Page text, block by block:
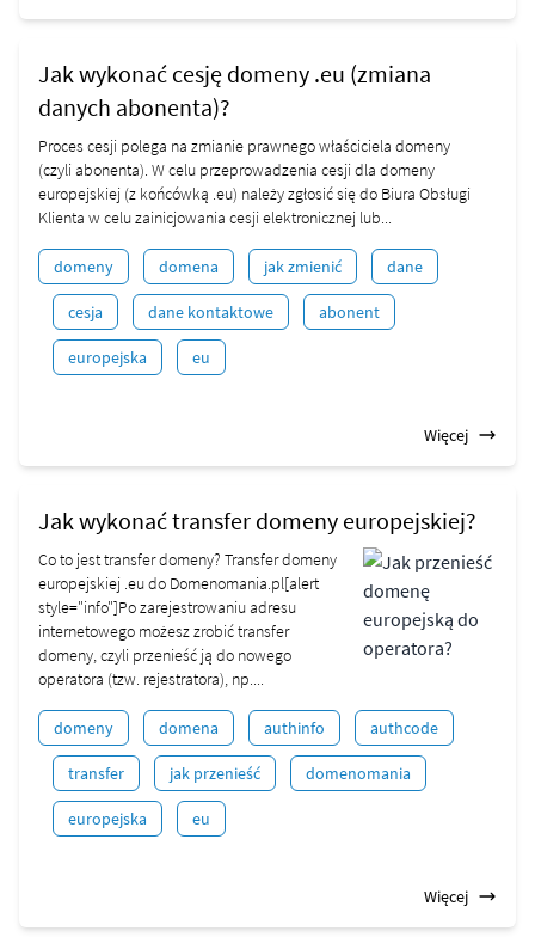
Jak wykonać cesję domeny .eu (zmiana
danych abonenta)?
Proces cesji polega na zmianie prawnego właściciela domeny
(czyli abonenta). W celu przeprowadzenia cesji dla domeny
europejskiej (z końcówką .eu) należy zgłosić się do Biura Obsługi
Klienta w celu zainicjowania cesji elektronicznej lub...
domeny domena jak zmienić dane
cesja dane kontaktowe abonent
europejska eu
Więcej
Jak wykonać transfer domeny europejskiej?
Co to jest transfer domeny? Transfer domeny
europejskiej .eu do Domenomania.pl[alert
style="info"]Po zarejestrowaniu adresu
internetowego możesz zrobić transfer
domeny, czyli przenieść ją do nowego
operatora (tzw. rejestratora), np....
domeny domena authinfo authcode
transfer jak przenieść domenomania
europejska eu
Więcej